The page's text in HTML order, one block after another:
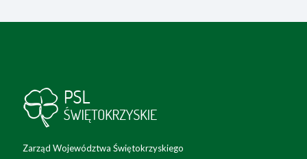
Zarząd Województwa Świętokrzyskiego